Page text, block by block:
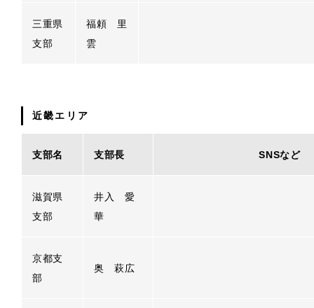
三重県
支部
福頼 里
雲
近畿エリア
支部名 支部長 SNSなど
滋賀県
支部
井入 愛
華
京都支
部
奥 萩広